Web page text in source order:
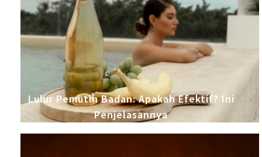
Lulur Pemutih Badan: Apakah Efektif? Ini
Penjelasannya